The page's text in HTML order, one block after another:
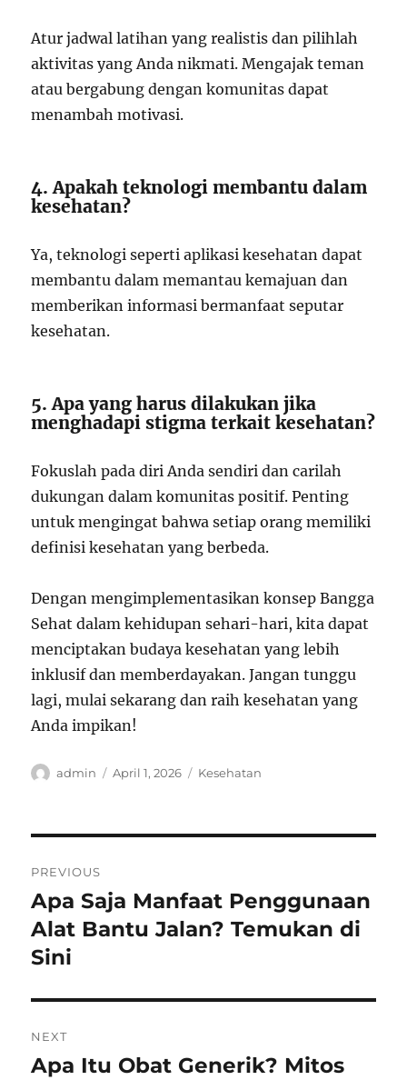
Atur jadwal latihan yang realistis dan pilihlah
aktivitas yang Anda nikmati. Mengajak teman
atau bergabung dengan komunitas dapat
menambah motivasi.
4. Apakah teknologi membantu dalam
kesehatan?
Ya, teknologi seperti aplikasi kesehatan dapat
membantu dalam memantau kemajuan dan
memberikan informasi bermanfaat seputar
kesehatan.
5. Apa yang harus dilakukan jika
menghadapi stigma terkait kesehatan?
Fokuslah pada diri Anda sendiri dan carilah
dukungan dalam komunitas positif. Penting
untuk mengingat bahwa setiap orang memiliki
definisi kesehatan yang berbeda.
Dengan mengimplementasikan konsep Bangga
Sehat dalam kehidupan sehari-hari, kita dapat
menciptakan budaya kesehatan yang lebih
inklusif dan memberdayakan. Jangan tunggu
lagi, mulai sekarang dan raih kesehatan yang
Anda impikan!
Author
admin
Posted
April 1, 2026 Categories
Kesehatan
navigation
PREVIOUS
Previous
post:
Apa Saja Manfaat Penggunaan
Alat Bantu Jalan? Temukan di
Sini
NEXT
Next
Apa Itu Obat Generik? Mitos